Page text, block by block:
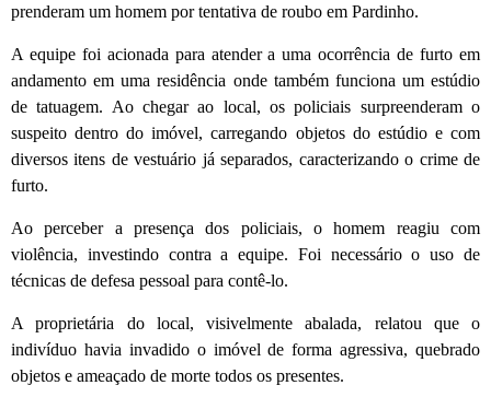
prenderam um homem por tentativa de roubo em Pardinho.
A equipe foi acionada para atender a uma ocorrência de furto em
andamento em uma residência onde também funciona um estúdio
de tatuagem. Ao chegar ao local, os policiais surpreenderam o
suspeito dentro do imóvel, carregando objetos do estúdio e com
diversos itens de vestuário já separados, caracterizando o crime de
furto.
Ao perceber a presença dos policiais, o homem reagiu com
violência, investindo contra a equipe. Foi necessário o uso de
técnicas de defesa pessoal para contê-lo.
A proprietária do local, visivelmente abalada, relatou que o
indivíduo havia invadido o imóvel de forma agressiva, quebrado
objetos e ameaçado de morte todos os presentes.